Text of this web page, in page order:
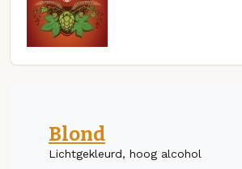
Blond
Lichtgekleurd, hoog alcohol